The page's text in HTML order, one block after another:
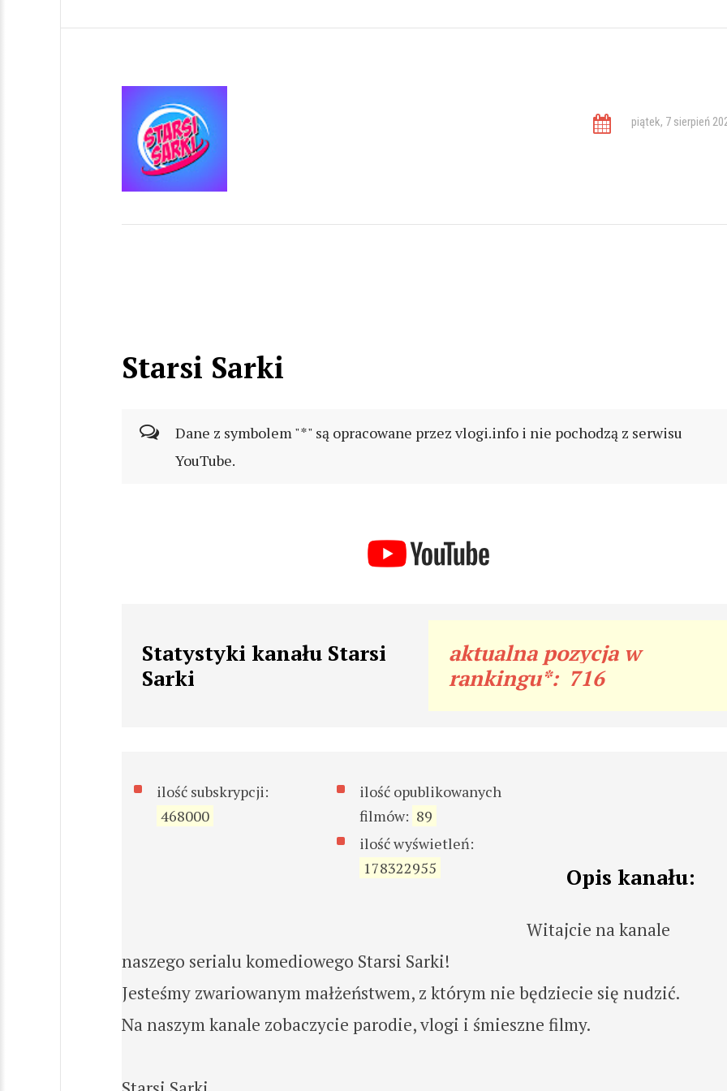
piątek, 7 sierpień
Starsi Sarki
Dane z symbolem "*" są opracowane przez vlogi.info i nie pochodzą z serwisu
YouTube.
Statystyki kanału Starsi
Sarki
aktualna pozycja w
rankingu*: 716
ilość subskrypcji:
468000
ilość opublikowanych
filmów: 89
ilość wyświetleń:
178322955
Opis kanału:
Witajcie na kanale
naszego serialu komediowego Starsi Sarki!
Jesteśmy zwariowanym małżeństwem, z którym nie będziecie się nudzić.
Na naszym kanale zobaczycie parodie, vlogi i śmieszne filmy.